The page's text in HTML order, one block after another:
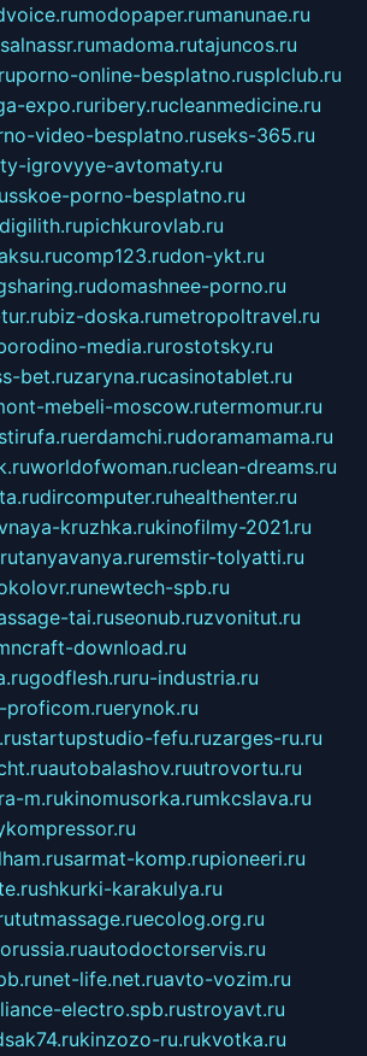
modopaper.rumanunae.ru
madoma.rutajuncos.ru
porno-online-besplatno.rusplclub.ru
expo.ruribery.rucleanmedicine.ru
video-besplatno.ruseks-365.ru
igrovyye-avtomaty.ru
porno-besplatno.ru
digilith.rupichkurovlab.ru
comp123.rudon-ykt.ru
domashnee-porno.ru
biz-doska.rumetropoltravel.ru
media.rurostotsky.ru
bet.ruzaryna.rucasinotablet.ru
mebeli-moscow.rutermomur.ru
erdamchi.rudoramamama.ru
worldofwoman.ruclean-dreams.ru
dircomputer.ruhealthenter.ru
kruzhka.rukinofilmy-2021.ru
tanyavanya.ruremstir-tolyatti.ru
newtech-spb.ru
tai.ruseonub.ruzvonitut.ru
download.ru
godflesh.ruru-industria.ru
proficom.ruerynok.ru
startupstudio-fefu.ruzarges-ru.ru
autobalashov.ruutrovortu.ru
m.rukinomusorka.rumkcslava.ru
sarmat-komp.rupioneeri.ru
shkurki-karakulya.ru
tutmassage.ruecolog.org.ru
autodoctorservis.ru
net-life.net.ruavto-vozim.ru
electro.spb.rustroyavt.ru
kinzozo-ru.rukvotka.ru